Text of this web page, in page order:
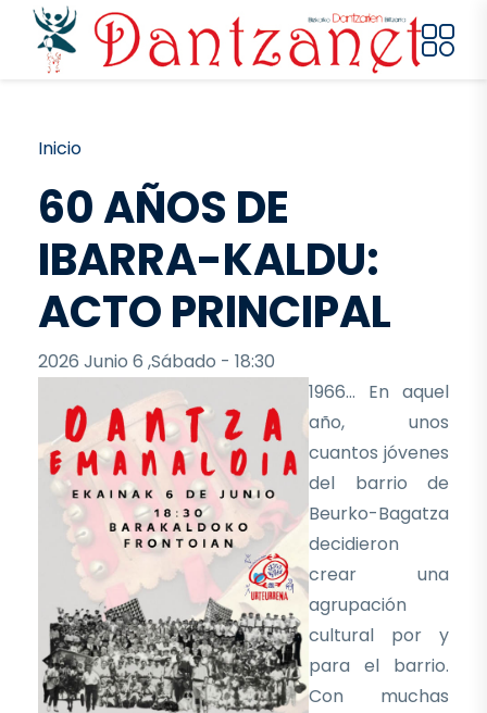
Pasar al contenido principal
Ruta de navegación
Inicio
60 AÑOS DE
IBARRA-KALDU:
ACTO PRINCIPAL
2026 Junio 6 ,Sábado - 18:30
1966… En aquel
año, unos
cuantos jóvenes
del barrio de
Beurko-Bagatza
decidieron
crear una
agrupación
cultural por y
para el barrio.
Con muchas